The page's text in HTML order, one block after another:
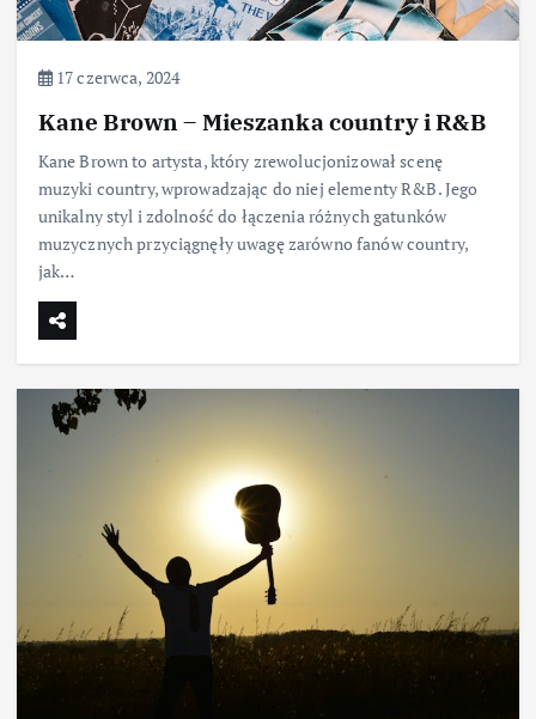
17 czerwca, 2024
Kane Brown – Mieszanka country i R&B
Kane Brown to artysta, który zrewolucjonizował scenę
muzyki country, wprowadzając do niej elementy R&B. Jego
unikalny styl i zdolność do łączenia różnych gatunków
muzycznych przyciągnęły uwagę zarówno fanów country,
jak…